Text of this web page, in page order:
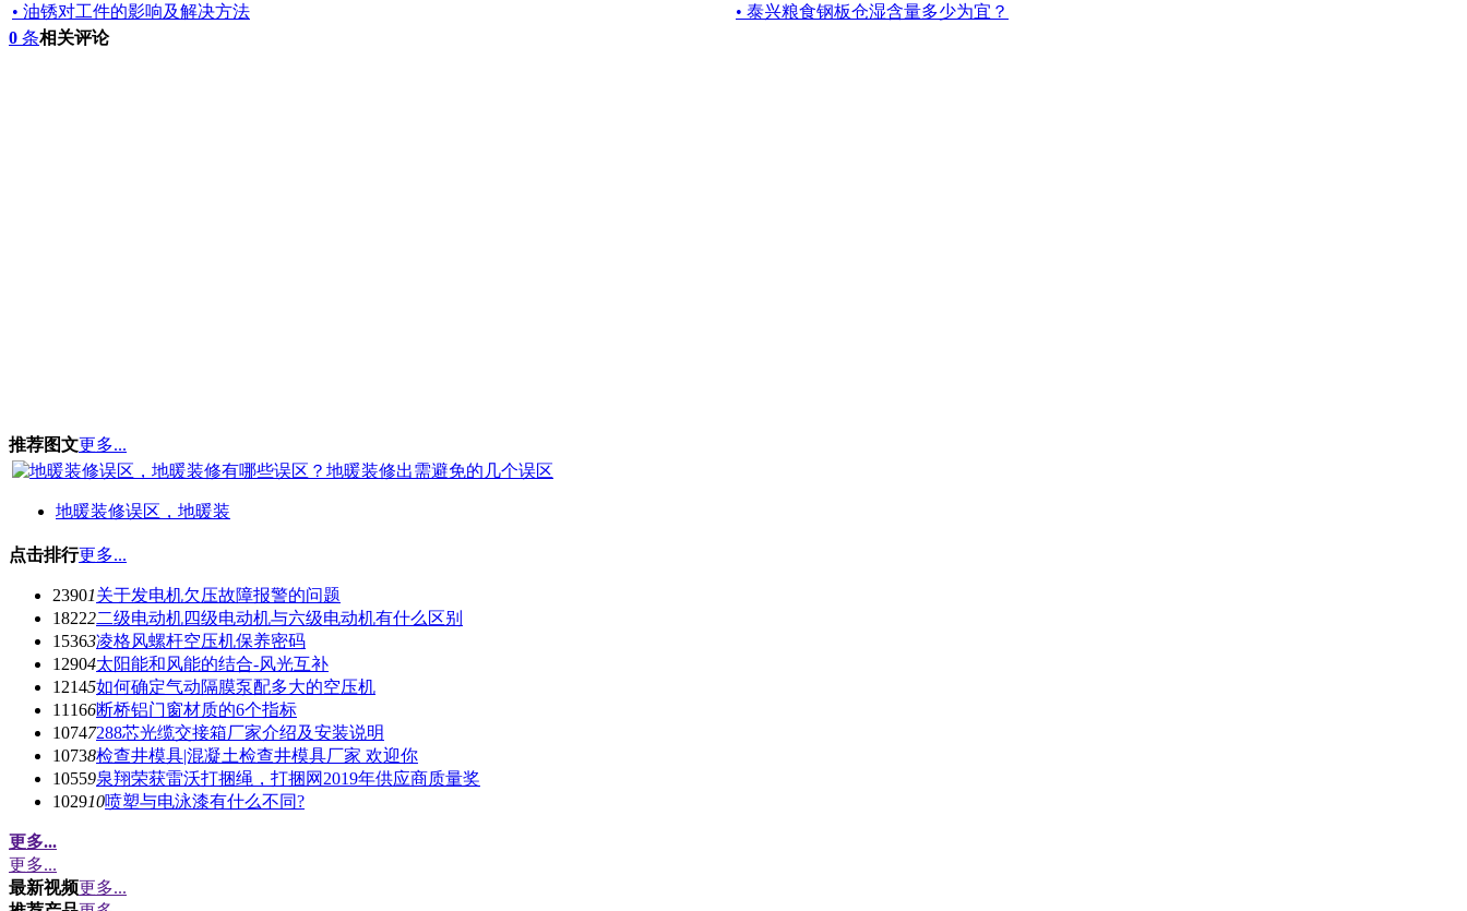
• 油锈对工件的影响及解决方法
• 泰兴粮食钢板仓湿含量多少为宜？
0 条相关评论
推荐图文更多...
地暖装修误区，地暖装
点击排行更多...
23901关于发电机欠压故障报警的问题
18222二级电动机四级电动机与六级电动机有什么区别
15363凌格风螺杆空压机保养密码
12904太阳能和风能的结合-风光互补
12145如何确定气动隔膜泵配多大的空压机
11166断桥铝门窗材质的6个指标
10747288芯光缆交接箱厂家介绍及安装说明
10738检查井模具|混凝土检查井模具厂家 欢迎你
10559泉翔荣获雷沃打捆绳，打捆网2019年供应商质量奖
102910喷塑与电泳漆有什么不同?
更多...
更多...
最新视频更多...